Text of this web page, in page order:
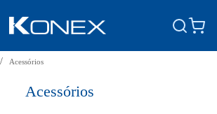
Acessórios
Acessórios